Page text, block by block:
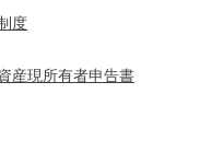
度
産現所有者申告書